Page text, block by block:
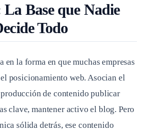
Base que Nadie
Todo
en la forma en que muchas empresas
posicionamiento web. Asocian el
de contenido publicar
clave, mantener activo el blog. Pero
sólida detrás, ese contenido